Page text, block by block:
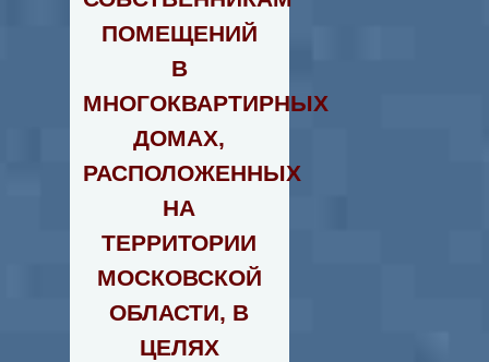
ПОМЕЩЕНИЙ
В
МНОГОКВАРТИРНЫХ
ДОМАХ,
РАСПОЛОЖЕННЫХ
НА
ТЕРРИТОРИИ
МОСКОВСКОЙ
ОБЛАСТИ, В
ЦЕЛЯХ